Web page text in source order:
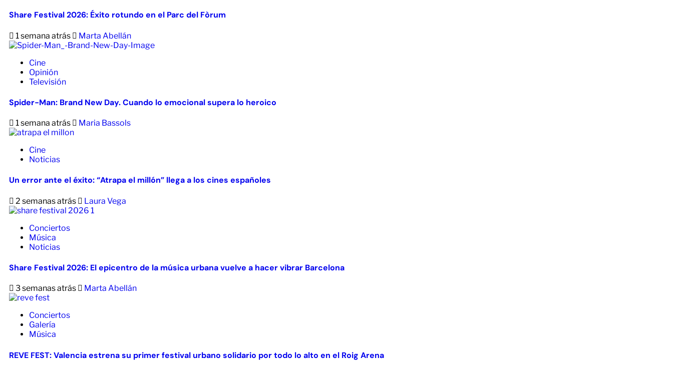
Share Festival 2026: Éxito rotundo en el Parc del Fòrum
1 semana atrás Marta Abellán
Cine
Opinión
Televisión
Spider-Man: Brand New Day. Cuando lo emocional supera lo heroico
1 semana atrás Maria Bassols
Cine
Noticias
Un error ante el éxito: “Atrapa el millón” llega a los cines españoles
2 semanas atrás Laura Vega
Conciertos
Música
Noticias
Share Festival 2026: El epicentro de la música urbana vuelve a hacer vibrar Barcelona
3 semanas atrás Marta Abellán
Conciertos
Galería
Música
REVE FEST: Valencia estrena su primer festival urbano solidario por todo lo alto en el Roig Arena